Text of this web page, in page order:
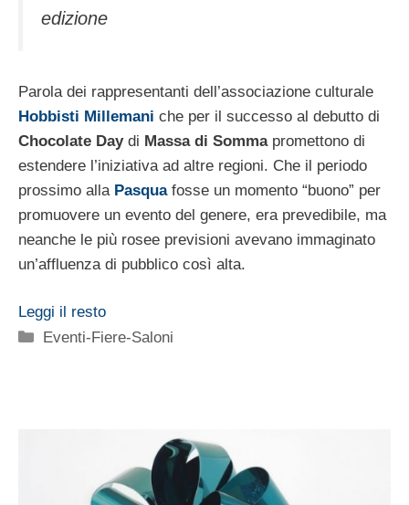
edizione
Parola dei rappresentanti dell’associazione culturale
Hobbisti Millemani che per il successo al debutto di
Chocolate Daydi Massa di Sommapromettono di
estendere l’iniziativa ad altre regioni. Che il periodo
prossimo alla Pasqua fosse un momento “buono” per
promuovere un evento del genere, era prevedibile, ma
neanche le più rosee previsioni avevano immaginato
un’affluenza di pubblico così alta.
Leggi il resto
Categorie
Eventi-Fiere-Saloni